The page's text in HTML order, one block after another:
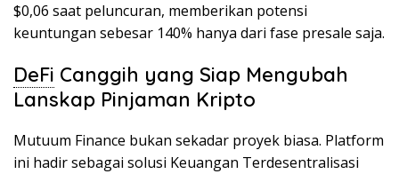
$0,06 saat peluncuran, memberikan potensi
keuntungan sebesar 140% hanya dari fase presale saja.
DeFi Canggih yang Siap Mengubah
Lanskap Pinjaman Kripto
Mutuum Finance bukan sekadar proyek biasa. Platform
ini hadir sebagai solusi Keuangan Terdesentralisasi